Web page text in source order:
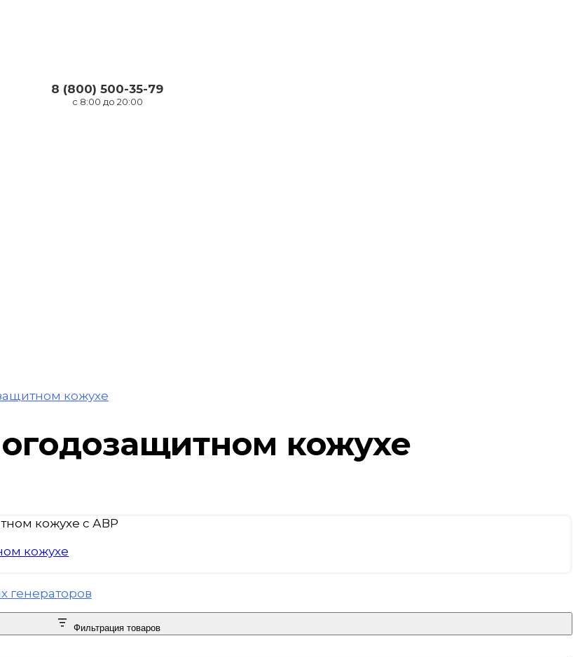
8 (800) 500-35-79
с 8:00 до 20:00
кожухе
кожухе
кожухе
Фильтрация товаров